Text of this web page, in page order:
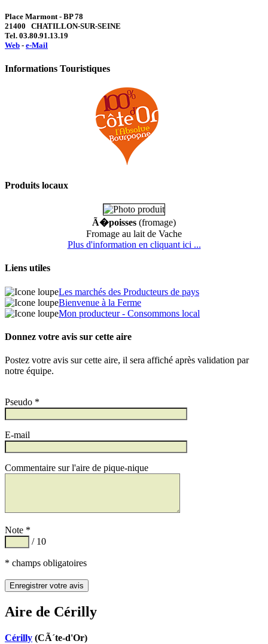
Place Marmont - BP 78
21400 CHATILLON-SUR-SEINE
Tel. 03.80.91.13.19
Web - e-Mail
Informations Touristiques
Produits locaux
Ã�poisses (fromage)
Fromage au lait de Vache
Plus d'information en cliquant ici ...
Liens utiles
Les marchés des Producteurs de pays
Bienvenue à la Ferme
Mon producteur - Consommons local
Donnez votre avis sur cette aire
Postez votre avis sur cette aire, il sera affiché après validation par
notre équipe.
Pseudo *
E-mail
Commentaire sur l'aire de pique-nique
Note *
/ 10
* champs obligatoires
Aire de Cérilly
Cérilly (CÃ´te-d'Or)